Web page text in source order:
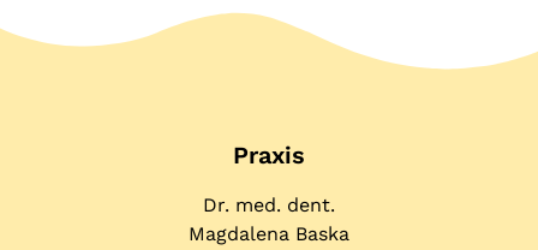
Praxis
Dr. med. dent.
Magdalena Baska